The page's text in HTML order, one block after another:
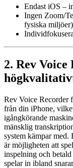
Endast iOS –
Ingen Zoom/
fysiska miljöer)
2. Rev
Rev Voice Recorder
från din iPhone,
igångkörande
mänsklig
system kämpar med.
är möjligheten att
inspelning och
spelar in ibland